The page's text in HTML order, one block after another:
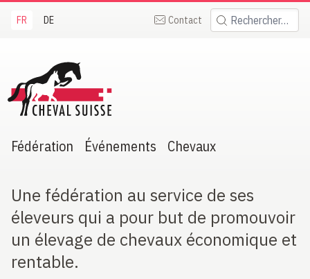
FR DE Contact Rechercher:
Suisse
Fédération Événements Chevaux
Une fédération au service de ses
éleveurs qui a pour but de promouvoir
un élevage de chevaux économique et
rentable.